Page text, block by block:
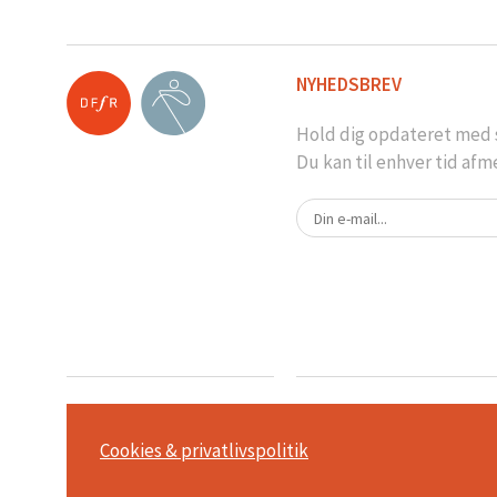
NYHEDSBREV
Hold dig opdateret med
Du kan til enhver tid
Cookies & privatlivspolitik